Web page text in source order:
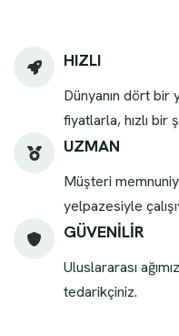
HIZLI
Dünyanın dört bir
fiyatlarla, hızlı bir
UZMAN
Müşteri
yelpazesiyle
GÜVENİLİR
Uluslararası
tedarikçiniz.